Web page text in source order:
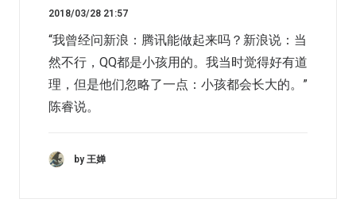
2018/03/28 21:57
“我曾经问新浪：腾讯能做起来吗？新浪说：当
然不行，QQ都是小孩用的。我当时觉得好有道
理，但是他们忽略了一点：小孩都会长大的。”
陈睿说。
by 王婵